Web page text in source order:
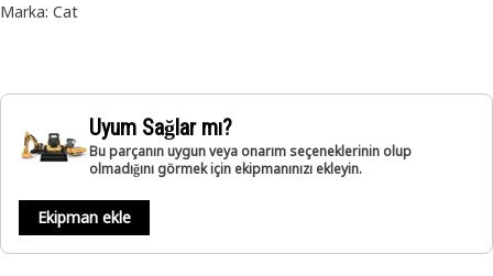
Marka: Cat
Uyum Sağlar mı?
Bu parçanın uygun veya onarım seçeneklerinin olup
olmadığını görmek için ekipmanınızı ekleyin.
Ekipman ekle